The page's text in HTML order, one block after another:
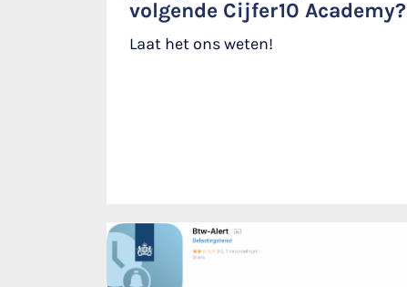
volgende Cijfer10 Academy?
Laat het ons weten!